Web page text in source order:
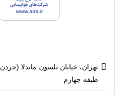
طبقه چهارم